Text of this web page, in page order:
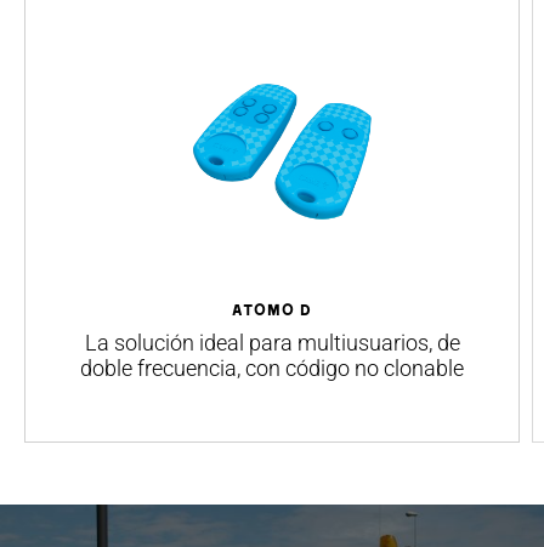
ATOMO D
La solución ideal para multiusuarios, de
doble frecuencia, con código no clonable